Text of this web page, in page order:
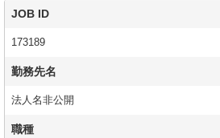
JOB ID
173189
勤務先名
法人名非公開
職種